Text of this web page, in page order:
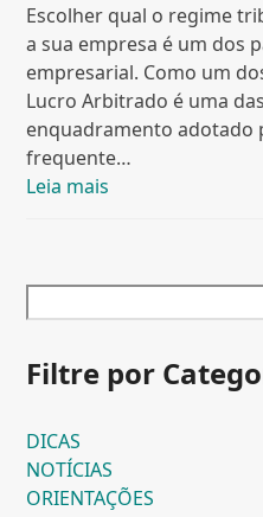
Escolher qual o regime
a sua empresa é um dos
empresarial. Como um
Lucro Arbitrado é uma
enquadramento adotado
frequente…
Leia mais
Filtre por
DICAS
NOTÍCIAS
ORIENTAÇÕES